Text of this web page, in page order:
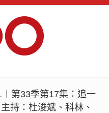
第33季第17集：追一
持：杜浚斌、科林、